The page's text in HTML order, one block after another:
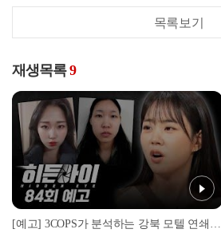
목록보기
재생목록9
[예고] 3COPS가 분석하는 강북 모텔 연쇄살인마 김소영, 그 실체는?